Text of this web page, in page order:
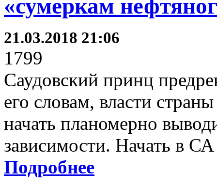
«сумеркам
21.03.2018 21:06
1799
Саудовский принц
его словам, власти
начать планомерно
зависимости. Начать в
Подробнее